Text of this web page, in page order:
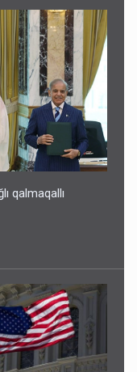
qalmaqallı